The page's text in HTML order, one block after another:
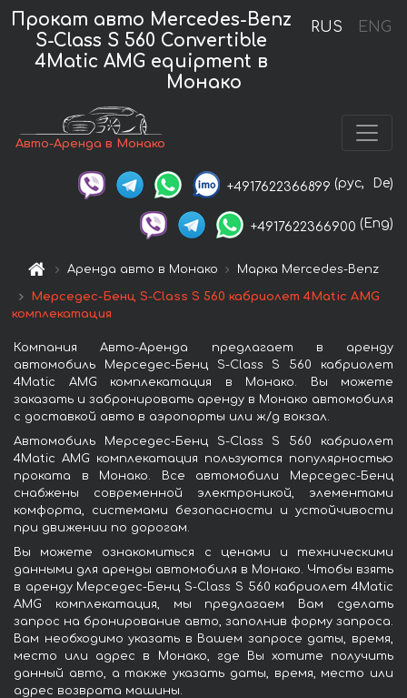
RUS ENG
Прокат авто Mercedes-Benz
S-Class S 560 Convertible
4Matic AMG equipment в
Монако
Авто-Аренда в Монако
+4917622366899 (рус, De)
+4917622366900 (Eng)
Аренда авто в Монако Марка Mercedes-Benz
Мерседес-Бенц S-Class S 560 кабриолет 4Matic AMG
комплекатация
Компания Авто-Аренда предлагает в аренду
автомобиль Мерседес-Бенц S-Class S 560 кабриолет
4Matic AMG комплекатация в Монако. Вы можете
заказать и забронировать аренду в Монако автомобиля
с доставкой авто в аэропорты или ж/д вокзал.
Автомобиль Мерседес-Бенц S-Class S 560 кабриолет
4Matic AMG комплекатация пользуются популярностью
проката в Монако. Все автомобили Мерседес-Бенц
снабжены современной электроникой, элементами
комфорта, системами безопасности и устойчивости
при движении по дорогам.
Вы можете ознакомиться с ценами и техническими
данными для аренды автомобиля в Монако. Чтобы взять
в аренду Мерседес-Бенц S-Class S 560 кабриолет 4Matic
AMG комплекатация, мы предлагаем Вам сделать
запрос на бронирование авто, заполнив форму запроса.
Вам необходимо указать в Вашем запросе даты, время,
место или адрес в Монако, где Вы хотите получить
данный авто, а также указать даты, время, место или
адрес возврата машины.